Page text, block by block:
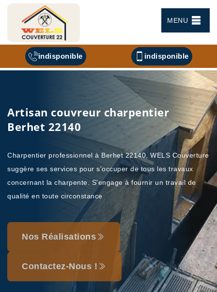
MENU
indisponible indisponible
Artisan couvreur charpentier
Berhet 22140
Charpentier professionnel à Berhet 22140, WELS Couverture
suggère ses services pour s'occuper de tous les travaux
concernant la charpente. S'engage à fournir un travail de
qualité en toute circonstance